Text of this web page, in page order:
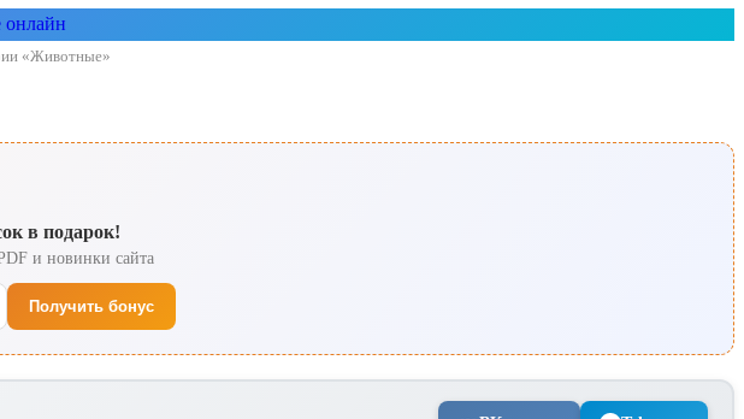
онлайн
«Животные»
в подарок!
и новинки сайта
Получить бонус